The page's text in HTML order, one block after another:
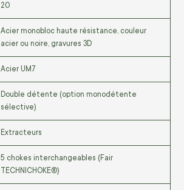
20
Acier monobloc haute résistance, couleur
acier ou noire, gravures 3D
Acier UM7
Double détente (option monodétente
sélective)
Extracteurs
5 chokes interchangeables (Fair
TECHNICHOKE®)